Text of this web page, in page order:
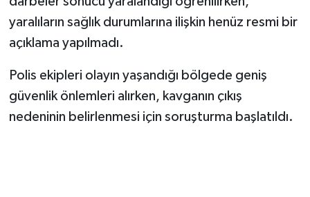
yaralıların sağlık durumlarına ilişkin henüz resmi bir
açıklama yapılmadı.
Polis ekipleri olayın yaşandığı bölgede geniş
güvenlik önlemleri alırken, kavganın çıkış
nedeninin belirlenmesi için soruşturma başlatıldı.